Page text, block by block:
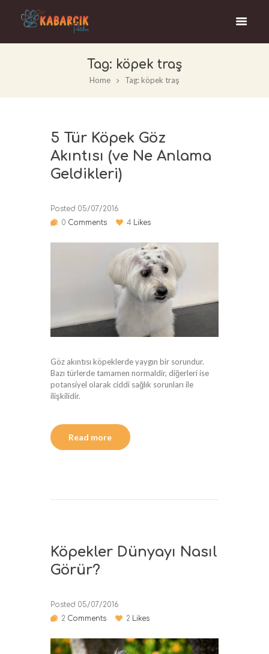
Tag: köpek traş
Home Tag: köpek traş
5 Tür Köpek Göz
Akıntısı (ve Ne Anlama
Geldikleri)
Posted 05/07/2016
0 Comments 4Likes
Göz akıntısı köpeklerde yaygın bir sorundur.
Bazı türlerde tamamen normaldir, diğerleri ise
potansiyel olarak ciddi sağlık sorunları ile
ilişkilidir.
Read more
Köpekler Dünyayı Nasıl
Görür?
Posted 05/07/2016
2 Comments 2 Likes